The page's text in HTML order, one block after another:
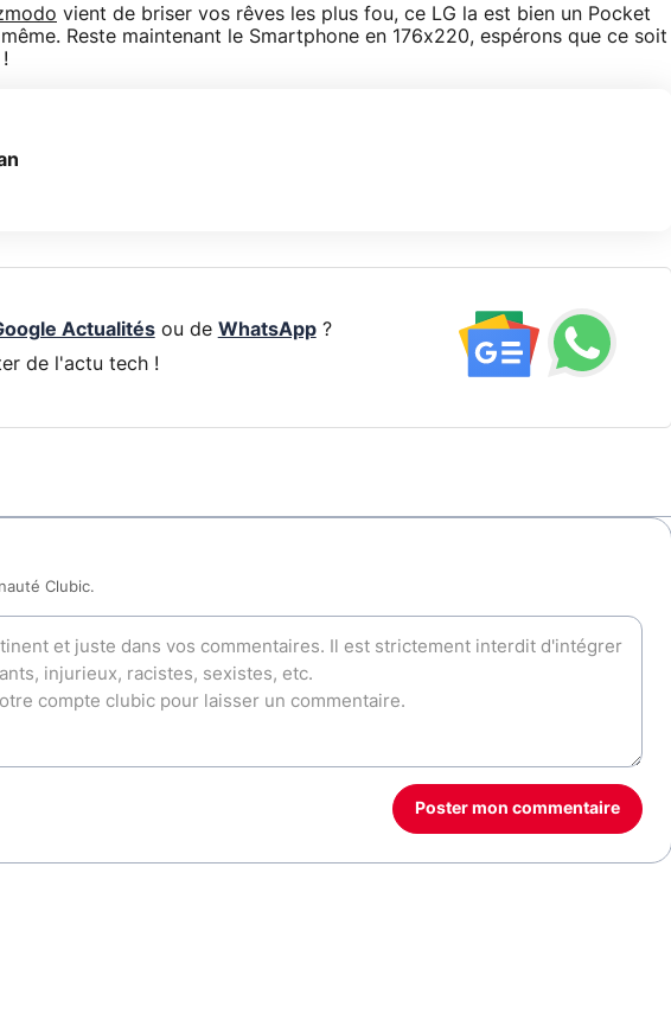
vient de briser vos rêves les plus fou, ce LG la est bien un Pocket
Reste maintenant le Smartphone en 176x220, espérons que ce soit
Actualitésou de WhatsApp?
de l'actu tech !
Clubic.
Poster mon commentaire